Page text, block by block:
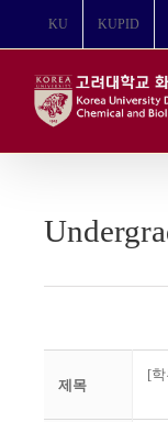
뛰
KU KUPID
제목
[